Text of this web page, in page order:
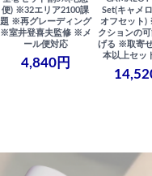
便) ※32エリア2100課
題 ※再グレーディング
※室井登喜夫監修 ※メ
ール便対応
4,840円
Set(キャメ
オフセット)
クションの
げる ※取寄
本以上セッ